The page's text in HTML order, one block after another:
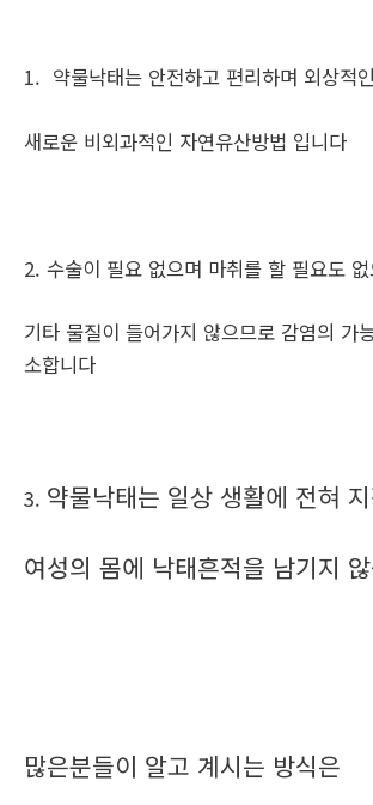
1. 약물낙태는 안전하고 편리하며 외상적
새로운 비외과적인 자연유산방법 입니다
2. 수술이 필요 없으며 마취를 할 필요도
기타 물질이 들어가지 않으므로 감염의 가
소합니다
3. 약물낙태는 일상 생활에 전혀
여성의 몸에 낙태흔적을 남기지
많은분들이 알고 계시는 방식은